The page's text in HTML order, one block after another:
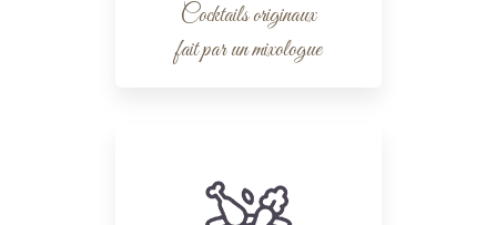
Cocktails originaux
fait par un mixologue